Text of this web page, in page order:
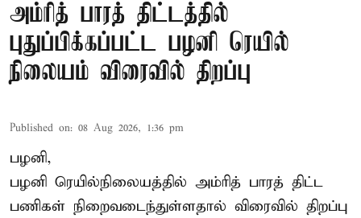
அம்ரித் பாரத் திட்டத்தில்
புதுப்பிக்கப்பட்ட பழனி ரெயில்
நிலையம் விரைவில் திறப்பு
Published on: 08 Aug 2026, 1:36 pm
பழனி,
பழனி ரெயில்நிலையத்தில் அம்ரித் பாரத் திட்ட
பணிகள் நிறைவடைந்துள்ளதால் விரைவில் திறப்பு